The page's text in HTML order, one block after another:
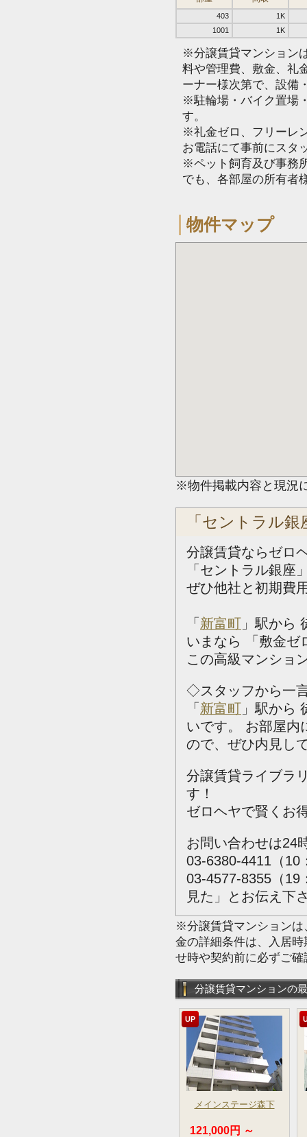
403
1K
1001
1K
※分譲賃貸マンション
料や管理費、敷金、礼
ーナー様次第で、設備
※駐輪場・バイク置場
す。
※礼金ゼロ、フリーレ
お電話にて事前にスタ
※ペット飼育及び事務
でも、各部屋の所有者
物件マップ
※物件掲載内容と現況
「セントラル
分譲賃貸ならゼロ
「セントラル銀座
ぜひ他社と初期費
「 新富町 」駅から
いまなら 「敷金ゼ
この高級マンショ
◇スタッフから一
「 新富町 」駅から
いです。 お部屋内
ので、ぜひ内見し
分譲賃貸ライブラ
す！
ゼロヘヤで賢くお
お問い合わせは24
03-6380-4411（10
03-4577-8355（
見た」とお伝え下
※分譲賃貸マンションは
金の詳細条件は、入居
せ時や契約前に必ずご
分譲賃貸マンションの
UP
メインステージ森下
121,000円 ～